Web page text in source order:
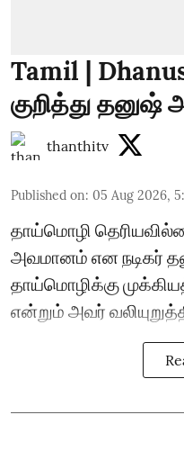
Tamil |
குறித்து தனுஷ்
thanthitv
Published on: 05 Aug 2026,
தாய்மொழி
அவமானம் என நடிகர்
தாய்மொழிக்கு
என்றும் அவர்